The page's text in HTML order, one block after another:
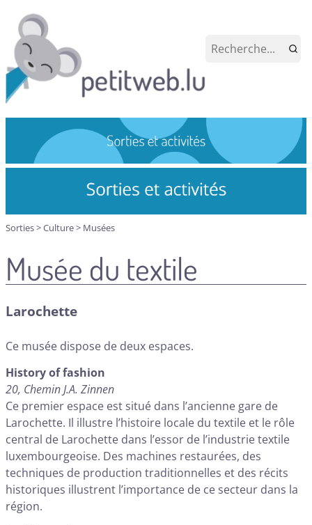
Sorties>Culture> Musées
Musée du textile
Larochette
Ce musée dispose de deux espaces.
History of fashion
20, Chemin J.A. Zinnen
Ce premier espace est situé dans l’ancienne gare de
Larochette. Il illustre l’histoire locale du textile et le rôle
central de Larochette dans l’essor de l’industrie textile
luxembourgeoise. Des machines restaurées, des
techniques de production traditionnelles et des récits
historiques illustrent l’importance de ce secteur dans la
région.